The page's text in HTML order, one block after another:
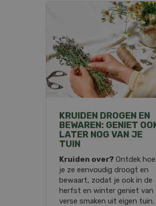
KRUIDEN DROGEN EN
BEWAREN: GENIET
LATER NOG VAN JE
TUIN
Kruiden over? Ontdek hoe
je ze eenvoudig droogt en
bewaart, zodat je ook in de
herfst en winter geniet van
verse smaken uit eigen tuin.